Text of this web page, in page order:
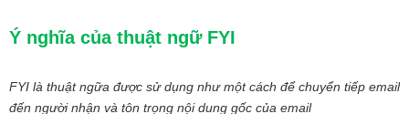
Ý nghĩa của thuật ngữ FYI
FYI là thuật ngữa được sử dụng như một cách để chuyển tiếp email
đến người nhận và tôn trọng nội dung gốc của email